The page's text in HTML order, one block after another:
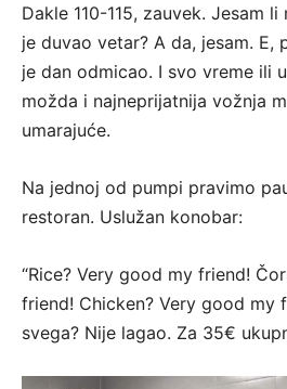
Dakle 110-115, zauvek. Jesam
je duvao vetar? A da, jesam. E,
je dan odmicao. I svo vreme ili
možda i najneprijatnija vožnja
umarajuće.
Na jednoj od pumpi pravimo
restoran. Uslužan konobar:
“Rice? Very good my friend!
friend! Chicken? Very good my
svega? Nije lagao. Za 35€